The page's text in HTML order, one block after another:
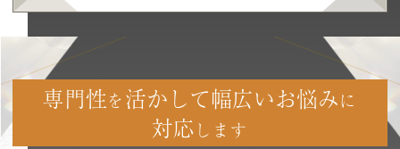
専門性を活かして幅広いお悩みに
対応します